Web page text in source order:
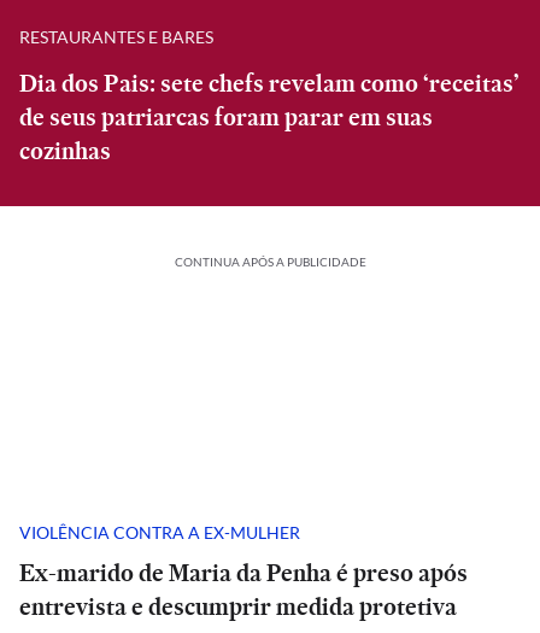
RESTAURANTES E BARES
Dia dos Pais: sete chefs revelam como ‘receitas’
de seus patriarcas foram parar em suas
cozinhas
CONTINUA APÓS A PUBLICIDADE
VIOLÊNCIA CONTRA A EX-MULHER
Ex-marido de Maria da Penha é preso após
entrevista e descumprir medida protetiva